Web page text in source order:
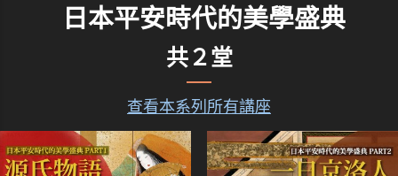
日本平安時代的美學盛典
共２堂
查看本系列所有講座